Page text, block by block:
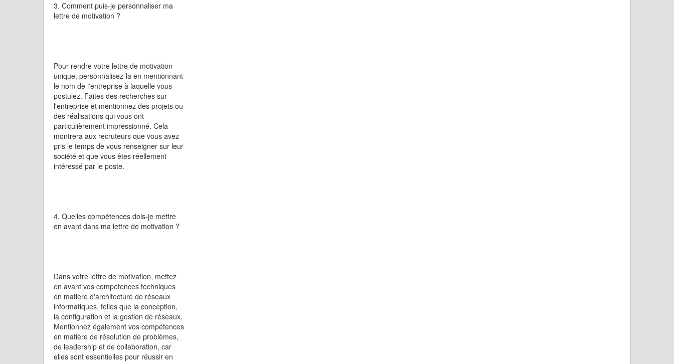
3. Comment puis-je personnaliser ma
lettre de motivation ?
Pour rendre votre lettre de motivation
unique, personnalisez-la en mentionnant
le nom de l'entreprise à laquelle vous
postulez. Faites des recherches sur
l'entreprise et mentionnez des projets ou
des réalisations qui vous ont
particulièrement impressionné. Cela
montrera aux recruteurs que vous avez
pris le temps de vous renseigner sur leur
société et que vous êtes réellement
intéressé par le poste.
4. Quelles compétences dois-je mettre
en avant dans ma lettre de motivation ?
Dans votre lettre de motivation, mettez
en avant vos compétences techniques
en matière d'architecture de réseaux
informatiques, telles que la conception,
la configuration et la gestion de réseaux.
Mentionnez également vos compétences
en matière de résolution de problèmes,
de leadership et de collaboration, car
elles sont essentielles pour réussir en